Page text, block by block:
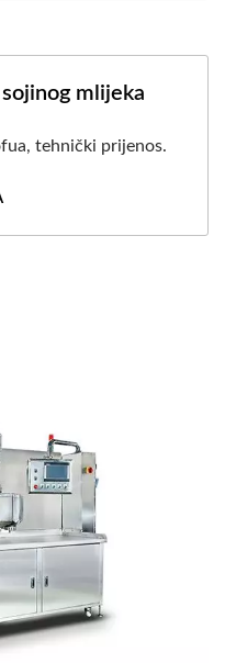
mlijeka
tehnički prijenos.